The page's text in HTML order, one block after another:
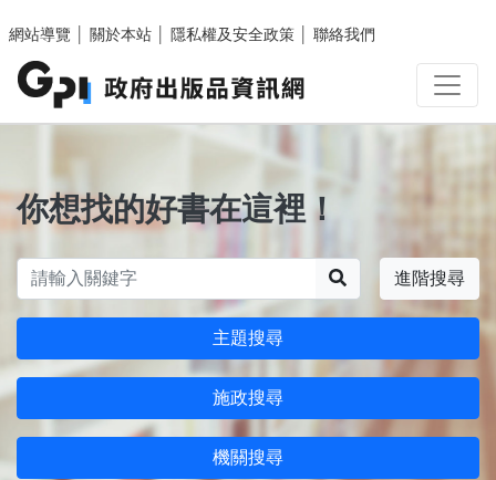
網站導覽
關於本站 隱私權及安全政策 聯絡我們
你想找的好書在這裡！
進階搜尋
主題搜尋
施政搜尋
機關搜尋